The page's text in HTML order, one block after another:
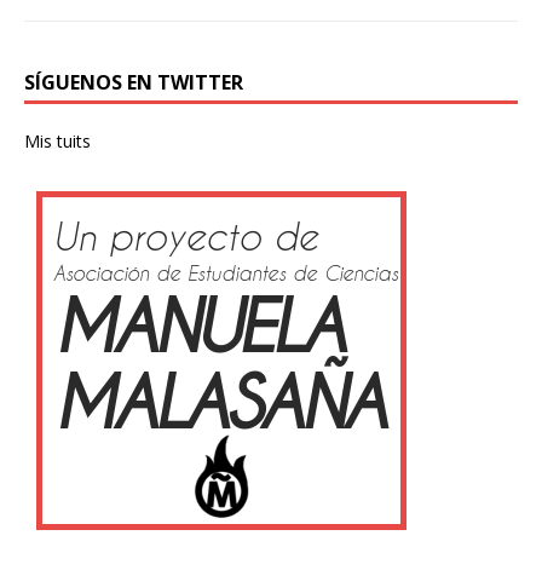
SÍGUENOS EN TWITTER
Mis tuits